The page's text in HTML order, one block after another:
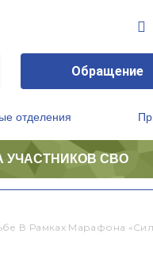
Обращение
отделения
УЧАСТНИКОВ СВО
В Рамках Марафона